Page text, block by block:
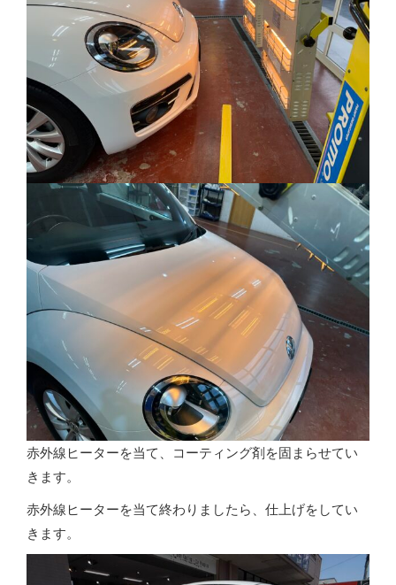
赤外線ヒーターを当て、コーティング剤を固まらせてい
きます。
赤外線ヒーターを当て終わりましたら、仕上げをしてい
きます。